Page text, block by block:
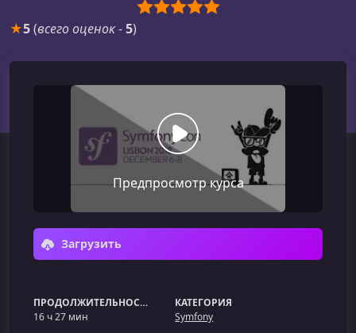
★5(всего оценок-5)
Предпросмотр курса
Загрузить
ПРОДОЛЖИТЕЛЬНОСТЬ
16 ч 27 мин
КАТЕГОРИЯ
Symfony